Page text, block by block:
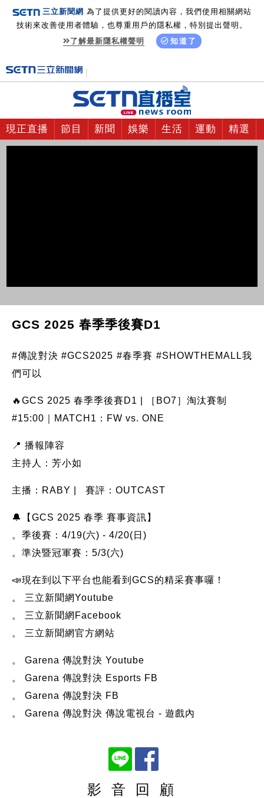
三立新聞網 為了提供更好的閱讀內容，我們使用相關網站
技術來改善使用者體驗，也尊重用戶的隱私權，特別提出聲明。
了解最新隱私權聲明
知道了
現正直播 節目 新聞 娛樂 生活 運動 精選
GCS 2025 春季季後賽D1
#傳說對決 #GCS2025 #春季賽 #SHOWTHEMALL我
們可以
🔥GCS 2025 春季季後賽D1 | ［BO7］淘汰賽制
#15:00｜MATCH1：FW vs. ONE
📍 播報陣容
主持人：芳小如
主播：RABY | 賽評：OUTCAST
🔔【GCS 2025 春季 賽事資訊】
。季後賽：4/19(六) - 4/20(日)
。準決暨冠軍賽：5/3(六)
📣現在到以下平台也能看到GCS的精采賽事囉！
。 三立新聞網Youtube
。 三立新聞網Facebook
。 三立新聞網官方網站
。 Garena 傳說對決 Youtube
。 Garena 傳說對決 Esports FB
。 Garena 傳說對決 FB
。 Garena 傳說對決 傳說電視台 - 遊戲內
影 音 回 顧